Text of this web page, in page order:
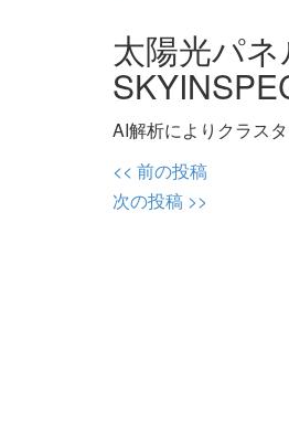
太陽光パ
AI解析によりクラス
投
稿
<< 前の投稿
次の投稿 >>